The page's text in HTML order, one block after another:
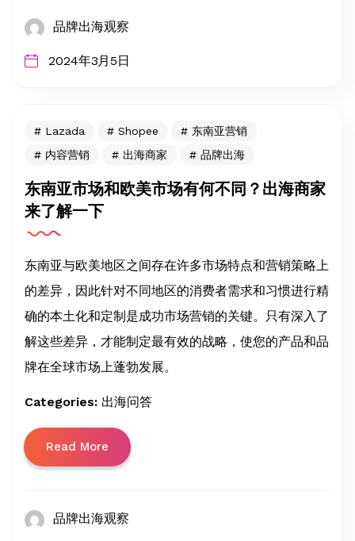
品牌出海观察
2024年3月5日
Lazada Shopee
东南亚营销
内容营销
出海商家 品牌出海
东南亚市场和欧美市场有何不同？出海商家
来了解一下
东南亚与欧美地区之间存在许多市场特点和营销策略上
的差异，因此针对不同地区的消费者需求和习惯进行精
确的本土化和定制是成功市场营销的关键。只有深入了
解这些差异，才能制定最有效的战略，使您的产品和品
牌在全球市场上蓬勃发展。
Categories: 出海问答
Read More
品牌出海观察